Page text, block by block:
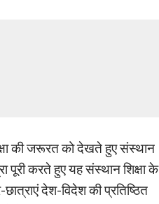
की जरूरत को देखते हुए संस्थान
करते हुए यह संस्थान शिक्षा के
देश-विदेश की प्रतिष्ठित